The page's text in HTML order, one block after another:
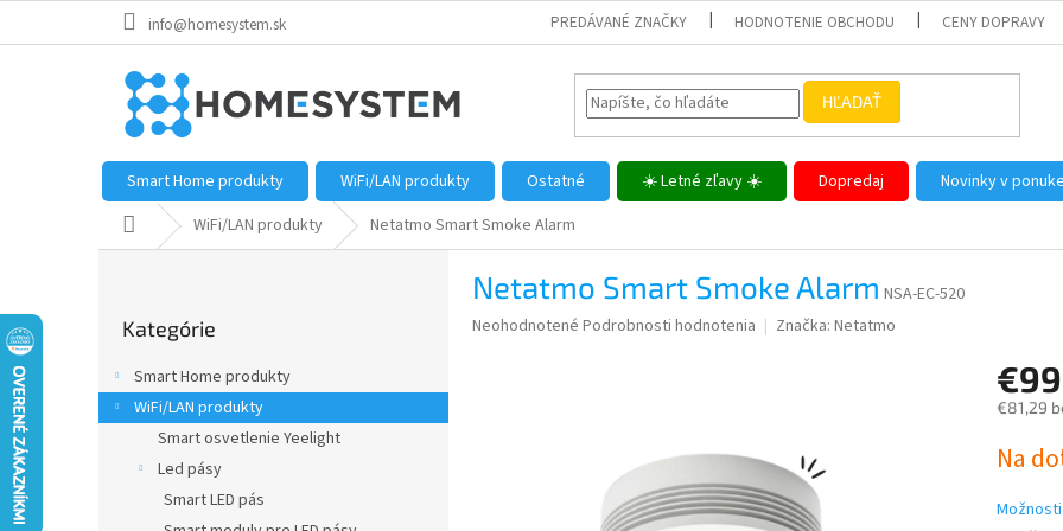
info@homesystem.sk PREDÁVANÉ ZNAČKY HODNOTENIE OBCHODU CENY DOPRAVY
HĽADAŤ
Smart Home produkty WiFi/LAN produkty Ostatné ☀️ Letné zľavy ☀️ Dopredaj Novinky v ponuke
DomovWiFi/LAN produkty Netatmo Smart Smoke Alarm
p
a
kategórie
Kategórie
Smart Home produkty
WiFi/LAN produkty
Smart osvetlenie Yeelight
Led pásy
Smart LED pás
Netatmo Smart Smoke Alarm NSA-EC-520
Priemerné
Neohodnotené Podrobnosti hodnotenia Značka: Netatmo
€81,29
cena:
Na